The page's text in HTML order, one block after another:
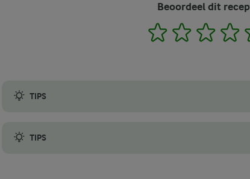
Beoordeel dit
1 2 3 4
TIPS
TIPS